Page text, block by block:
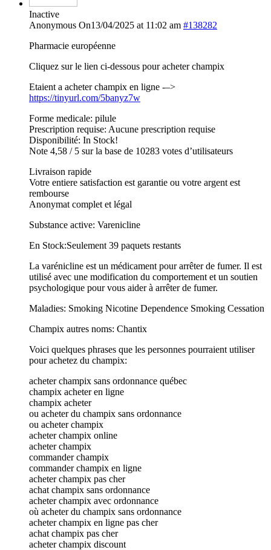
Inactive
Anonymous On13/04/2025 at 11:02 am #138282
Pharmacie européenne
Cliquez sur le lien ci-dessous pour acheter champix
Etaient a acheter champix en ligne -–>
https://tinyurl.com/5banyz7w
Forme medicale: pilule
Prescription requise: Aucune prescription requise
Disponibilité: In Stock!
Note 4,58 / 5 sur la base de 10283 votes d’utilisateurs
Livraison rapide
Votre entiere satisfaction est garantie ou votre argent est
rembourse
Anonymat complet et légal
Substance active: Varenicline
En Stock:Seulement 39 paquets restants
La varénicline est un médicament pour arrêter de fumer. Il est
utilisé avec une modification du comportement et un soutien
psychologique pour vous aider à arrêter de fumer.
Maladies: Smoking Nicotine Dependence Smoking Cessation
Champix autres noms: Chantix
Voici quelques phrases que les personnes pourraient utiliser
pour achetez du champix:
acheter champix sans ordonnance québec
champix acheter en ligne
champix acheter
ou acheter du champix sans ordonnance
ou acheter champix
acheter champix online
acheter champix
commander champix
commander champix en ligne
acheter champix pas cher
achat champix sans ordonnance
acheter champix avec ordonnance
où acheter du champix sans ordonnance
acheter champix en ligne pas cher
achat champix pas cher
acheter champix discount